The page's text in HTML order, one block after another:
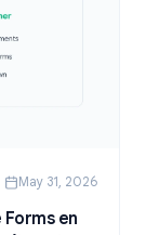
May 31, 2026
en